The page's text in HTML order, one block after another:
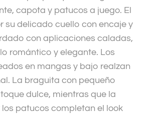
capota y patucos a juego. El
su delicado cuello con encaje y
con aplicaciones caladas,
romántico y elegante. Los
en mangas y bajo realzan
La braguita con pequeño
dulce, mientras que la
patucos completan el look